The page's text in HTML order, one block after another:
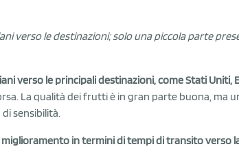
verso le destinazioni; solo una piccola parte
verso le principali destinazioni, come Stati Uniti,
La qualità dei frutti è in gran parte buona, ma
sensibilità.
in termini di tempi di transito verso